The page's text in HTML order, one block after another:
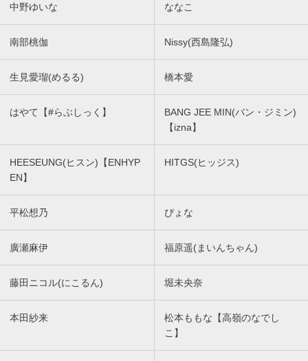
中野ゆいな ななこ
南部桃伽 Nissy(西島隆弘)
生見愛瑠(めるる) 橋本愛
はやて【#らぶしっく】
BANG JEE MIN(バン・ジミン)
【izna】
HEESEUNG(ヒスン)【ENHYP
EN】
HITGS(ヒッジス)
平松想乃 ぴょな
廣瀬麻伊 福原遥(まいんちゃん)
藤田ニコル(にこるん) 堀未央奈
本田紗来
松本ももな【高嶺のなでし
こ】